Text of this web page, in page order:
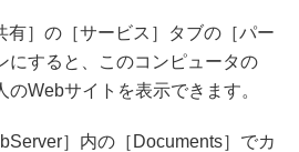
有］の［サービス］タブの［パー
にすると、このコンピュータの
Webサイトを表示できます。
］内の［Documents］でカ